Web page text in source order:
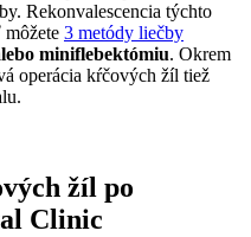
Rekonvalescencia týchto
3 metódy liečby
miniflebektómiu. Okrem
operácia kŕčových žíl tiež
žíl po
Clinic